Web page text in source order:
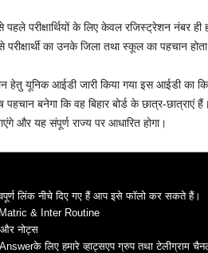
पहले परीक्षार्थियों के लिए केवल रजिस्ट्रेशन नंबर ही
का उनके जिला तथा स्कूल का पहचान
हेतु यूनिक आईडी जारी किया गया इस आईडी का
बनेगा कि वह बिहार बोर्ड के छात्र-
और यह संपूर्ण राज्य पर आधारित होगा।
लिंक नीचे दिए गए हैं आप इसे फॉलो कर सकते हैं।
& Inter Routine
और नोट्स
लिए हमारे व्हाट्सएप ग्रुप तथा टेलीग्राम